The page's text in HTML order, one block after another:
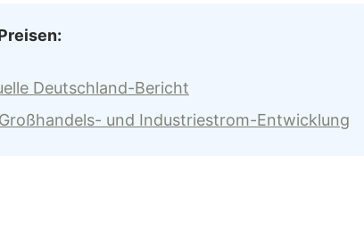
Deutschland-Bericht
und Industriestrom-Entwicklung